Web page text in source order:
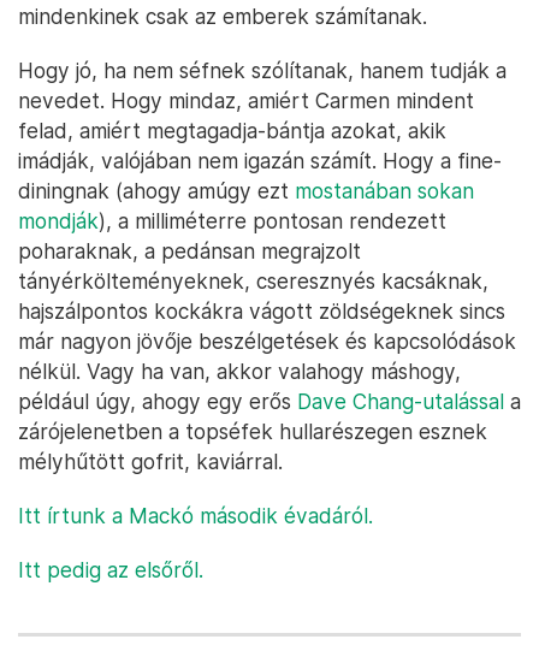
mindenkinek csak az emberek számítanak.
Hogy jó, ha nem séfnek szólítanak, hanem tudják a
nevedet. Hogy mindaz, amiért Carmen mindent
felad, amiért megtagadja-bántja azokat, akik
imádják, valójában nem igazán számít. Hogy a fine-
diningnak (ahogy amúgy ezt mostanában sokan
mondják), a milliméterre pontosan rendezett
poharaknak, a pedánsan megrajzolt
tányérkölteményeknek, cseresznyés kacsáknak,
hajszálpontos kockákra vágott zöldségeknek sincs
már nagyon jövője beszélgetések és kapcsolódások
nélkül. Vagy ha van, akkor valahogy máshogy,
például úgy, ahogy egy erős Dave Chang-utalással a
zárójelenetben a topséfek hullarészegen esznek
mélyhűtött gofrit, kaviárral.
Itt írtunk a Mackó második évadáról.
Itt pedig az elsőről.